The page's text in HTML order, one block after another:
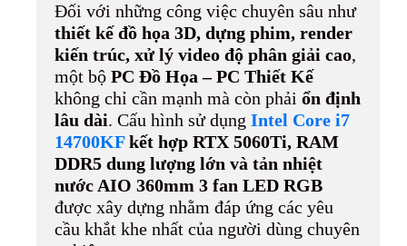
Đối với những công việc chuyên sâu như
thiết kế đồ họa 3D, dựng phim, render
kiến trúc, xử lý video độ phân giải cao,
một bộ PC Đồ Họa – PC Thiết Kế
không chỉ cần mạnh mà còn phải ổn định
lâu dài. Cấu hình sử dụng Intel Core i7
14700KFkết hợp RTX 5060Ti, RAM
DDR5 dung lượng lớn và tản nhiệt
nước AIO 360mm 3 fan LED RGB
được xây dựng nhằm đáp ứng các yêu
cầu khắt khe nhất của người dùng chuyên